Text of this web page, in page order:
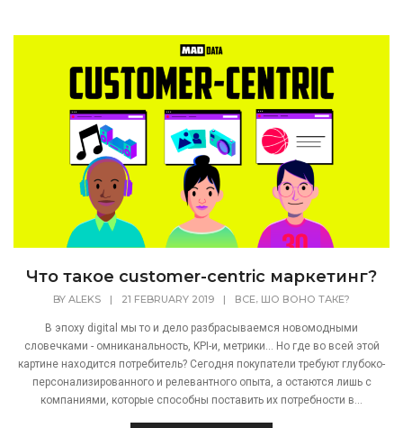
Что такое customer-centric маркетинг?
BY ALEKS | 21 FEBRUARY 2019 | ВСЕ ШО ВОНО ТАКЕ?
В эпоху digital мы то и дело разбрасываемся новомодными
словечками - омниканальность, KPI-и, метрики... Но где во всей этой
картине находится потребитель? Сегодня покупатели требуют глубоко-
персонализированного и релевантного опыта, а остаются лишь с
компаниями, которые способны поставить их потребности в...